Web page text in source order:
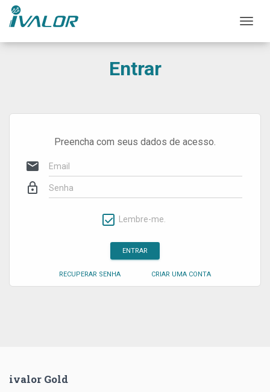
Entrar
Preencha com seus dados de acesso.
mail
lock_outline
Lembre-me.
ENTRAR
RECUPERAR SENHA CRIAR UMA CONTA
ivalor Gold